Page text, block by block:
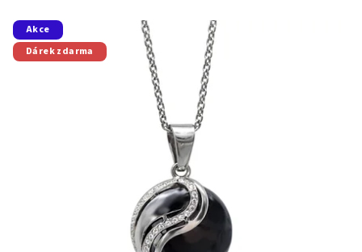
Akce
Dárek zdarma